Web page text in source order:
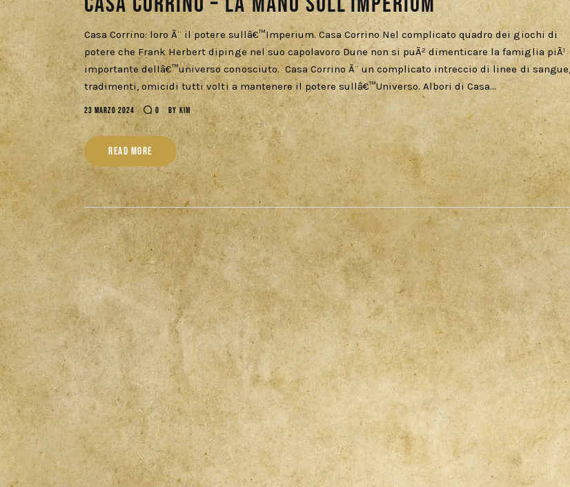
Casa Corrino: loro Ã¨ il potere sullâ€™Imperium. Casa Corrino Nel complicato quadro dei giochi di
potere che Frank Herbert dipinge nel suo capolavoro Dune non si puÃ² dimenticare la famiglia piÃ¹
importante dellâ€™universo conosciuto. Casa Corrino Ã¨ un complicato intreccio di linee di sangue,
tradimenti, omicidi tutti volti a mantenere il potere sullâ€™Universo. Albori di Casa…
23 MARZO 2024 0 BY KIM
READ MORE